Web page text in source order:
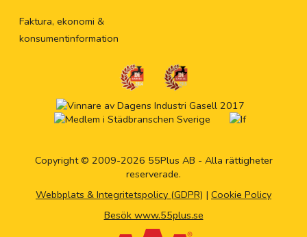
Faktura, ekonomi &
konsumentinformation
Copyright © 2009-2026 55Plus AB - Alla rättigheter
reserverade.
Webbplats & Integritetspolicy (GDPR) | Cookie Policy
Besök www.55plus.se